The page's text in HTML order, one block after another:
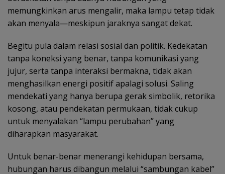
memungkinkan arus mengalir, maka lampu tetap tidak
akan menyala—meskipun jaraknya sangat dekat.
Begitu pula dalam relasi sosial dan politik. Kedekatan
tanpa koneksi yang benar, tanpa komunikasi yang
jujur, serta tanpa interaksi bermakna, tidak akan
menghasilkan energi positif apalagi solusi. Saling
mendekati yang hanya berupa gerak simbolik, retorika
kosong, atau pendekatan permukaan, tidak cukup
untuk menyalakan “lampu perubahan” yang
diharapkan masyarakat.
Untuk benar-benar menerangi kehidupan bersama,
hubungan harus dibangun melalui “sambungan kabel”